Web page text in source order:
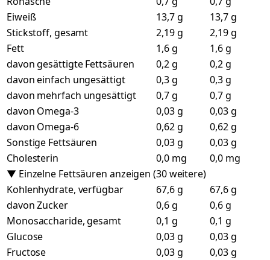
Eiweiß
13,7 g
13,7 g
Stickstoff, gesamt
2,19 g
2,19 g
Fett
1,6 g
1,6 g
davon gesättigte Fettsäuren
0,2 g
0,2 g
davon einfach ungesättigt
0,3 g
0,3 g
davon mehrfach ungesättigt
0,7 g
0,7 g
davon Omega-3
0,03 g
0,03 g
davon Omega-6
0,62 g
0,62 g
Sonstige Fettsäuren
0,03 g
0,03 g
Cholesterin
0,0 mg
0,0 mg
▼ Einzelne Fettsäuren anzeigen (30 weitere)
Kohlenhydrate, verfügbar
67,6 g
67,6 g
davon Zucker
0,6 g
0,6 g
Monosaccharide, gesamt
0,1 g
0,1 g
Glucose
0,03 g
0,03 g
Fructose
0,03 g
0,03 g